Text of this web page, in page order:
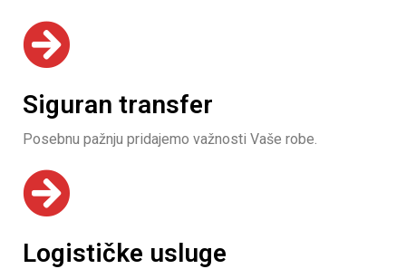
Siguran transfer
Posebnu pažnju pridajemo važnosti Vaše robe.
Logističke usluge